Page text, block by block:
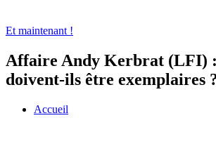
Et maintenant !
Affaire Andy Kerbrat (LFI) :
doivent-ils être exemplaires
Accueil